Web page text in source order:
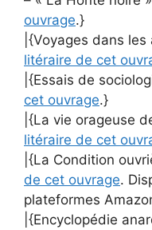
ouvrage.}
|{Voyages dans les
litéraire de cet
|{Essais de
cet ouvrage.}
|{La vie orageuse
litéraire de cet
|{La Condition
de cet ouvrage.
plateformes
|{Encyclopédie